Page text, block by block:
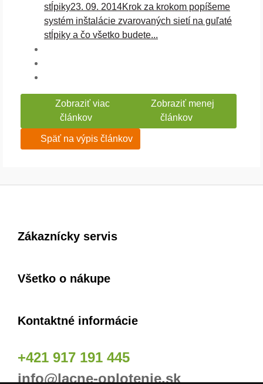
stĺpiky23. 09. 2014Krok za krokom popíšeme
systém inštalácie zvarovaných sietí na guľaté
stĺpiky a čo všetko budete...
Zobraziť viac
článkov
Zobraziť menej
článkov
Späť na výpis článkov
Zákaznícky servis
Všetko o nákupe
Kontaktné informácie
+421 917 191 445
info@lacne-oplotenie.sk